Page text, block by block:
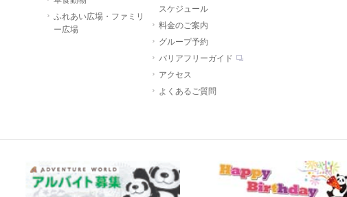
ふれあい広場・ファミリ
ー広場
スケジュール
料金のご案内
グループ予約
バリアフリーガイド
アクセス
よくあるご質問